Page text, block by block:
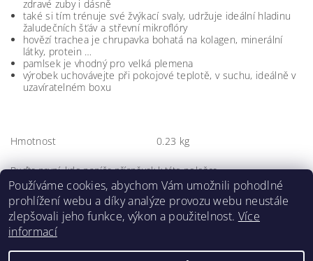
zdravé zuby i dásně
také si tím trénuje své žvýkací svaly, udržuje ideální hladinu
žaludečních šťáv a střevní mikroflóry
hovězí trachea je chrupavka bohatá na kolagen, minerální
látky, protein …
pamlsek je vhodný pro velká plemena
výrobek uchovávejte při pokojové teplotě, v suchu, ideálně v
uzavíratelném boxu
Hmotnost 0.23 kg
Buďte první, kdo napíše příspěvek k této položce.
Přidat komentář
Používáme cookies, abychom Vám umožnili pohodlné
prohlížení webu a díky analýze provozu webu neustále
zlepšovali jeho funkce, výkon a použitelnost. Více
informací